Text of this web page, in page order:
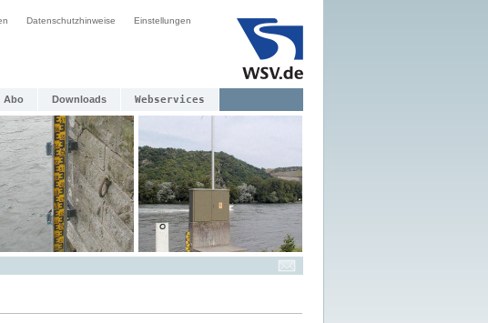
Datenschutzhinweise Einstellungen
Abo Downloads Webservices